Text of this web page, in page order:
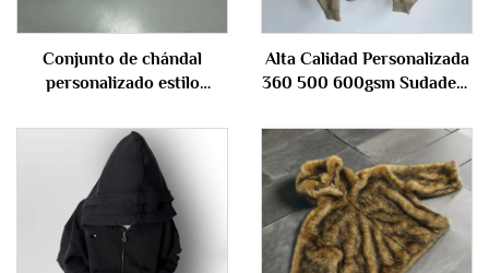
Conjunto de chándal
personalizado estilo
con bordado de parches,
camuflaje, sudadera con
cremallera y pantalón, traje
de sudor
Alta Calidad Personalizada
360 500 600gsm Sudadera
Oversize con Lavado Ácido
Sudadera Pesada de
Algodón Tela Francesa con
Capucha